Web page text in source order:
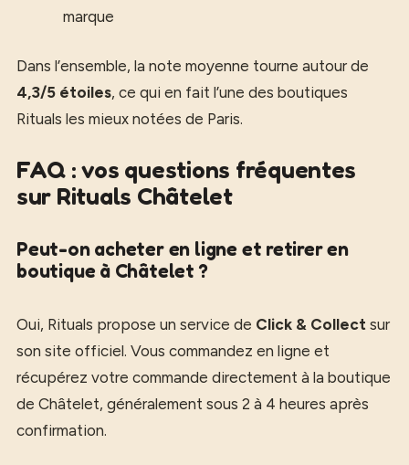
marque
Dans l’ensemble, la note moyenne tourne autour de
4,3/5 étoiles, ce qui en fait l’une des boutiques
Rituals les mieux notées de Paris.
FAQ : vos questions fréquentes
sur Rituals Châtelet
Peut-on acheter en ligne et retirer en
boutique à Châtelet ?
Oui, Rituals propose un service de Click & Collect sur
son site officiel. Vous commandez en ligne et
récupérez votre commande directement à la boutique
de Châtelet, généralement sous 2 à 4 heures après
confirmation.